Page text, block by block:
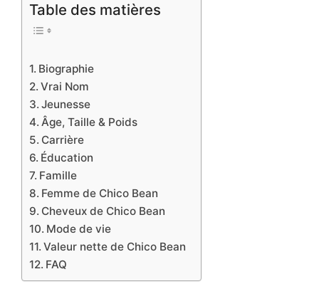
Table des matières
Biographie
Vrai Nom
Jeunesse
Âge, Taille & Poids
Carrière
Éducation
Famille
Femme de Chico Bean
Cheveux de Chico Bean
Mode de vie
Valeur nette de Chico Bean
FAQ